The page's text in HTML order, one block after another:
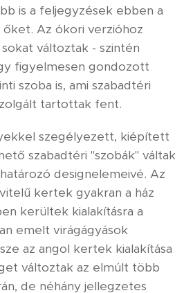
is a feljegyzések ebben a
Az ókori verzióhoz
változtak - szintén
figyelmesen gondozott
szoba is, ami szabadtéri
tartottak fent.
szegélyezett, kiépített
szabadtéri "szobák" váltak
designelemeivé. Az
kertek gyakran a ház
kerültek kialakításra a
emelt virágágyások
az angol kertek kialakítása
változtak az elmúlt több
de néhány jellegzetes